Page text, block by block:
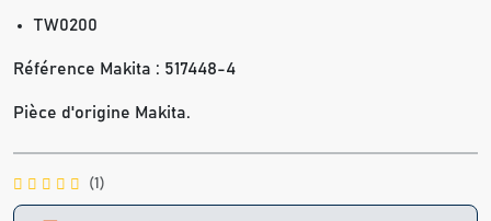
TW0200
Référence Makita : 517448-4
Pièce d'origine Makita.
(1)